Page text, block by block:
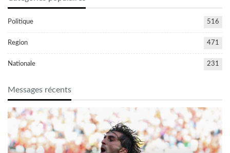
Politique 516
Region 471
Nationale 231
Messages récents